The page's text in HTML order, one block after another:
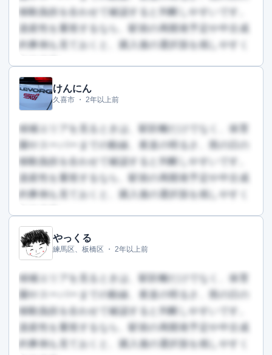
移動負担を合わせて確認すると判断しやすいです。
資産性を重視するなら、駅前の再開発予定や中古成
約事例も見ておくと、購入後の選択肢を残しやすく
この回答を読むには会員登録が必要です
（文字数：268文字）
けんにん
久喜市 ・ 2年以上前
候補エリアを見るときは、駅距離だけでなく、保育
園やスーパーまでの動線、夜道の明るさ、雨の日の
移動負担を合わせて確認すると判断しやすいです。
資産性を重視するなら、駅前の再開発予定や中古成
約事例も見ておくと、購入後の選択肢を残しやすく
この回答を読むには会員登録が必要です
（文字数：378文字）
やっくる
練馬区、板橋区 ・ 2年以上前
候補エリアを見るときは、駅距離だけでなく、保育
園やスーパーまでの動線、夜道の明るさ、雨の日の
移動負担を合わせて確認すると判断しやすいです。
資産性を重視するなら、駅前の再開発予定や中古成
約事例も見ておくと、購入後の選択肢を残しやすく